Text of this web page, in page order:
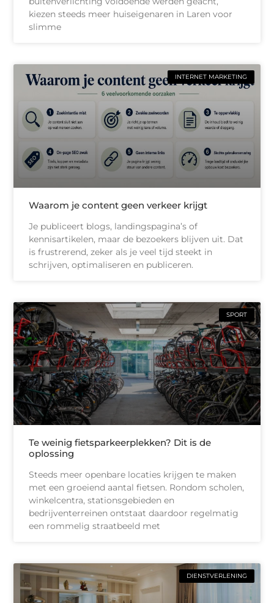
kiezen steeds meer huiseigenaren in Laren voor
slimme
INTERNET MARKETING
Waarom je content geen verkeer krijgt
Je publiceert blogs, landingspagina’s of
kennisartikelen, maar de bezoekers blijven uit. Dat
is frustrerend, zeker als je veel tijd steekt in
schrijven, optimaliseren en publiceren.
SPORT
Te weinig fietsparkeerplekken? Dit is de
oplossing
Steeds meer openbare locaties krijgen te maken
met een groeiend aantal fietsen. Rondom scholen,
winkelcentra, stationsgebieden en
bedrijventerreinen ontstaat daardoor regelmatig
een rommelig straatbeeld met
DIENSTVERLENING